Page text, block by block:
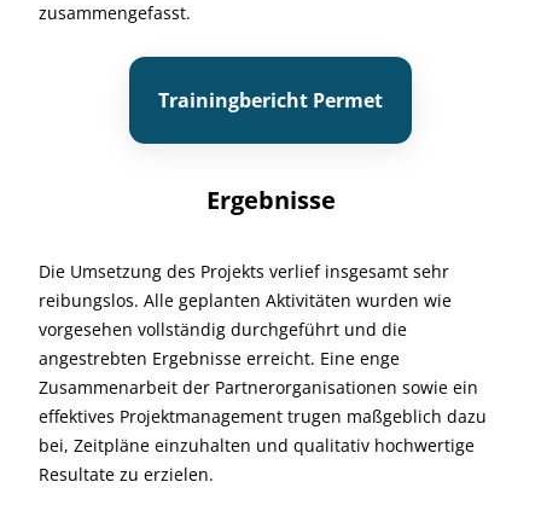
zusammengefasst.
Trainingbericht Permet
Ergebnisse
Die Umsetzung des Projekts verlief insgesamt sehr
reibungslos. Alle geplanten Aktivitäten wurden wie
vorgesehen vollständig durchgeführt und die
angestrebten Ergebnisse erreicht. Eine enge
Zusammenarbeit der Partnerorganisationen sowie ein
effektives Projektmanagement trugen maßgeblich dazu
bei, Zeitpläne einzuhalten und qualitativ hochwertige
Resultate zu erzielen.